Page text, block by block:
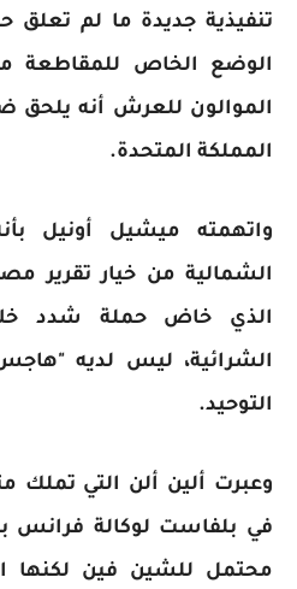
تنفيذية جديدة ما لم تعلق
الوضع الخاص للمقاطعة
الموالون للعرش أنه يلحق
المملكة المتحدة.
واتهمته ميشيل أونيل
الشمالية من خيار تقرير
الذي خاض حملة شدد
الشرائية، ليس لديه
التوحيد.
وعبرت ألين ألن التي تملك
في بلفاست لوكالة
محتمل للشين فين لكنها